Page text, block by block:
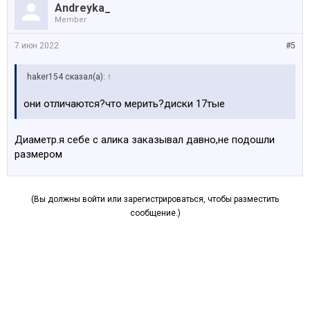
Andreyka_
Member
#5
7 июн 2022
haker154 сказал(а): ↑
они отличаются?что мерить?диски 17тые
Диаметр.я себе с алика заказывал давно,не подошли
размером
(Вы должны войти или зарегистрироваться, чтобы разместить
сообщение.)